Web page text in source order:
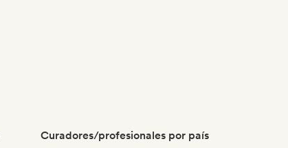
Curadores/profesionales por país